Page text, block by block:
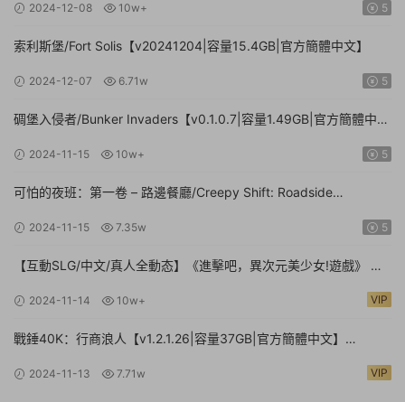
2024-12-08 10w+ 5
索利斯堡/Fort Solis【v20241204|容量15.4GB|官方簡體中文】
2024-12-07 6.71w 5
碉堡入侵者/Bunker Invaders【v0.1.0.7|容量1.49GB|官方簡體中
2024-11-15 10w+ 5
可怕的夜班：第一卷 – 路邊餐廳/Creepy Shift: Roadside
2024-11-15 7.35w 5
【互動SLG/中文/真人全動态】《進擊吧，異次元美少女!遊戲》 官
2024-11-14 10w+ VIP
戰錘40K：行商浪人【v1.2.1.26|容量37GB|官方簡體中文】
2024-11-13 7.71w VIP